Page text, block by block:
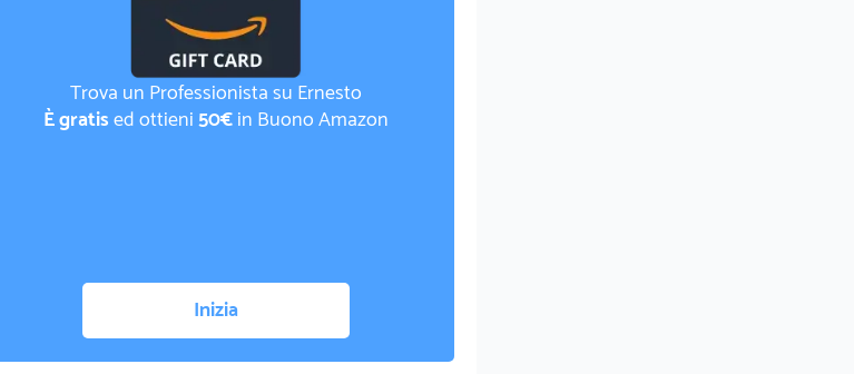
Trova un Professionista su Ernesto
È gratised ottieni50€in Buono Amazon
Inizia